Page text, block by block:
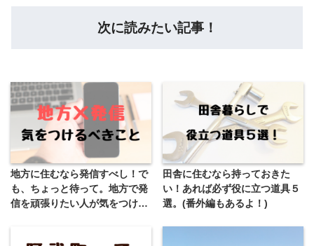
次に読みたい記事！
地方に住むなら発信すべし！で
も、ちょっと待って。地方で発
信を頑張りたい人が気をつける
田舎に住むなら持っておきた
い！あれば必ず役に立つ道具５
選。(番外編もあるよ！)